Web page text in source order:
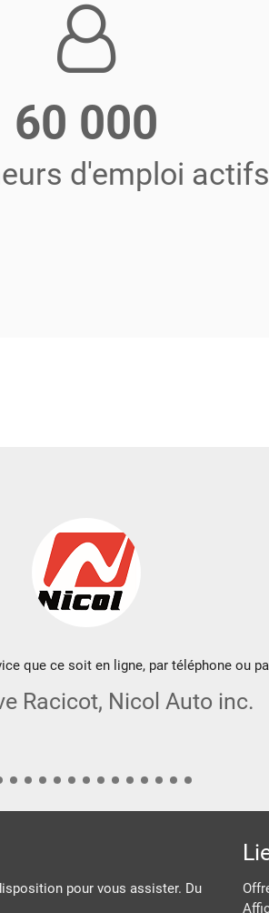
60 000
d'emploi actifs
que ce soit en ligne, par téléphone ou
Racicot, Nicol Auto inc.
pour vous assister. Du